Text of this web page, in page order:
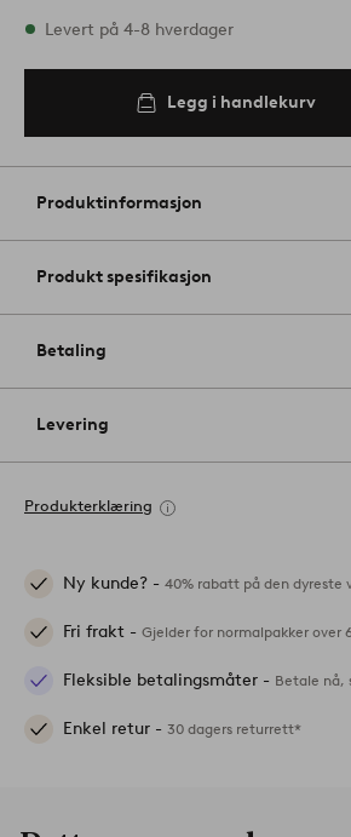
På lager
Levert på 4-8 hverdager
Legg i handlekurv
Produktinformasjon
Produkt spesifikasjon
Betaling
Levering
Produkterklæring
Ny kunde? - 40% rabatt på den dyreste
Fri frakt - Gjelder for normalpakker over
Fleksible betalingsmåter - Betale nå,
Enkel retur - 30 dagers returrett*